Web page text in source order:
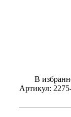
В
Артикул: